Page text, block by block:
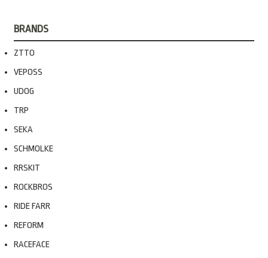
BRANDS
ZTTO
VEPOSS
UDOG
TRP
SEKA
SCHMOLKE
RRSKIT
ROCKBROS
RIDE FARR
REFORM
RACEFACE